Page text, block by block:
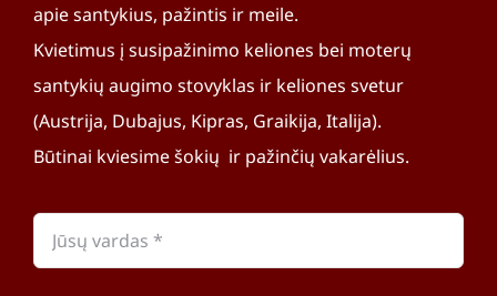
apie santykius, pažintis ir meile.
Kvietimus į susipažinimo keliones bei moterų
santykių augimo stovyklas ir keliones svetur
(Austrija, Dubajus, Kipras, Graikija, Italija).
Būtinai kviesime šokių ir pažinčių vakarėlius.